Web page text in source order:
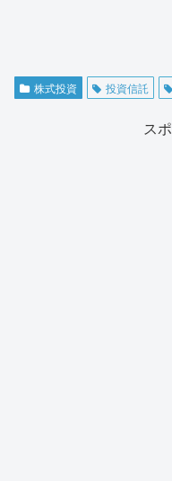
株式投資 投資信託
ス